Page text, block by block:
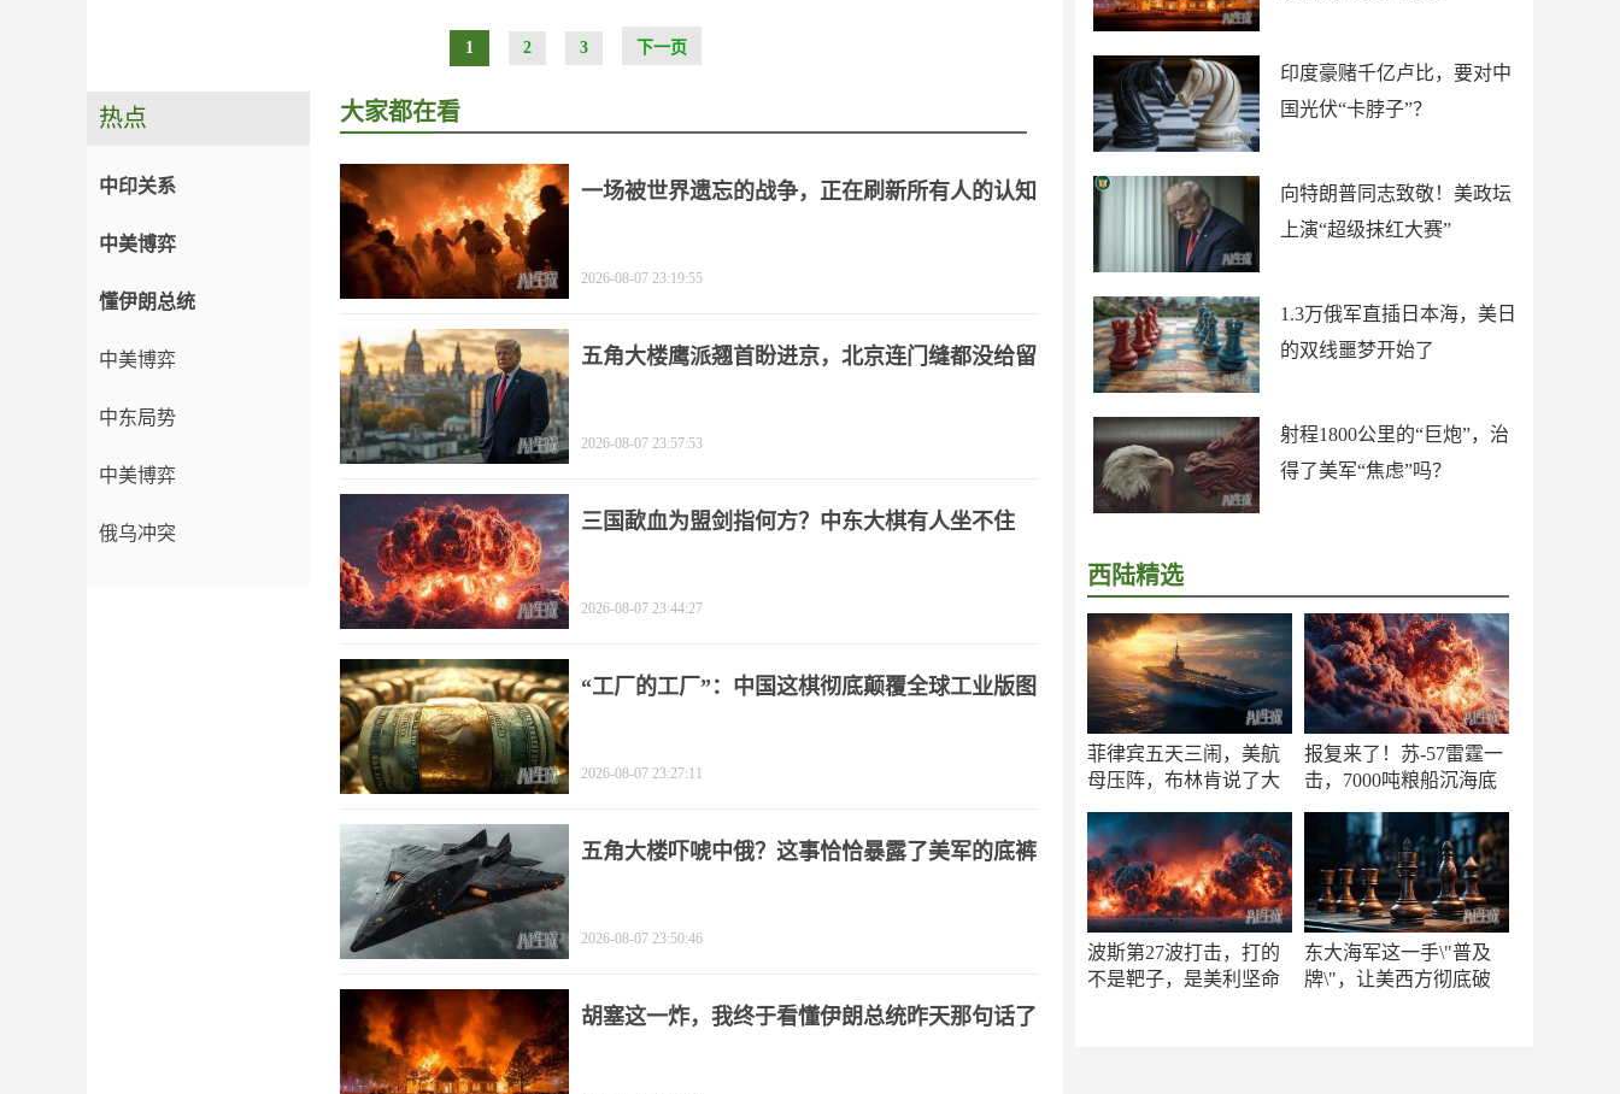
1 2 3 下一页
印度豪赌千亿卢比，要对中
国光伏“卡脖子”？
向特朗普同志致敬！美政坛
上演“超级抹红大赛”
1.3万俄军直插日本海，美日
的双线噩梦开始了
射程1800公里的“巨炮”，治
得了美军“焦虑”吗？
西陆精选
菲律宾五天三闹，美航
母压阵，布林肯说了大
报复来了！苏-57雷霆一
击，7000吨粮船沉海底
波斯第27波打击，打的
不是靶子，是美利坚命
东大海军这一手\"普及
牌\"，让美西方彻底破
热点
中印关系
中美博弈
懂伊朗总统
中美博弈
中东局势
中美博弈
俄乌冲突
大家都在看
一场被世界遗忘的战争，正在刷新所有人的认知
2026-08-07 23:19:55
五角大楼鹰派翘首盼进京，北京连门缝都没给留
2026-08-07 23:57:53
三国歃血为盟剑指何方？中东大棋有人坐不住
2026-08-07 23:44:27
“工厂的工厂”：中国这棋彻底颠覆全球工业版图
2026-08-07 23:27:11
五角大楼吓唬中俄？这事恰恰暴露了美军的底裤
2026-08-07 23:50:46
胡塞这一炸，我终于看懂伊朗总统昨天那句话了